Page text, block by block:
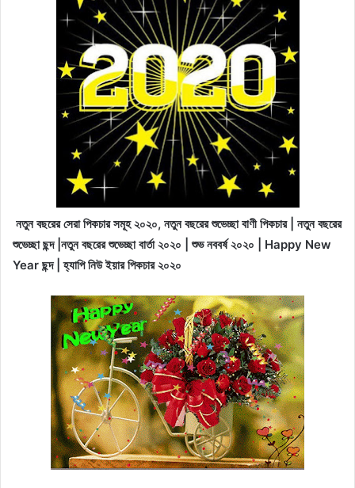
নতুন বছরের সেরা পিকচার সমূহ ২০২০, নতুন বছরের শুভেচ্ছা বাণী পিকচার | নতুন বছরের
শুভেচ্ছা ছন্দ |নতুন বছরের শুভেচ্ছা বার্তা ২০২০ | শুভ নববর্ষ ২০২০ | Happy New
Year ছন্দ | হ্যাপি নিউ ইয়ার পিকচার ২০২০